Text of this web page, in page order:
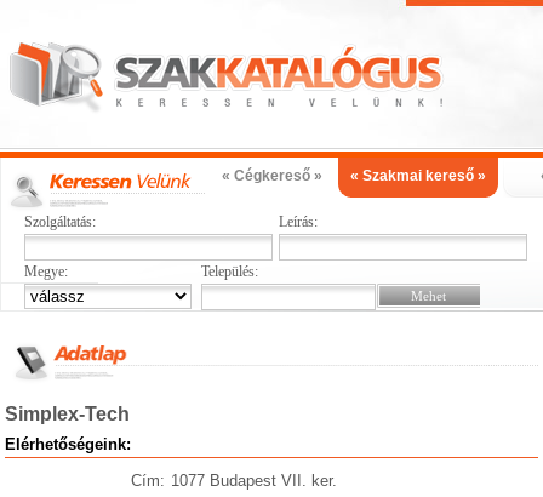
« Cégkereső » « Szakmai kereső »
Szolgáltatás: Leírás:
Megye: Település:
Simplex-Tech
Elérhetőségeink:
Cím: 1077 Budapest VII. ker.